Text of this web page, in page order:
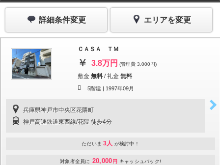
詳細条件変更 エリアを変更
ＣＡＳＡ ＴＭ
3.8万円 (管理費 3,000円)
敷金 無料 /礼金 無料
5階建 | 1997年09月
兵庫県神戸市中央区花隈町
神戸高速鉄道東西線/花隈 徒歩4分
ただいま 3人 が検討中！
対象者全員に 20,000 円 キャッシュバック!